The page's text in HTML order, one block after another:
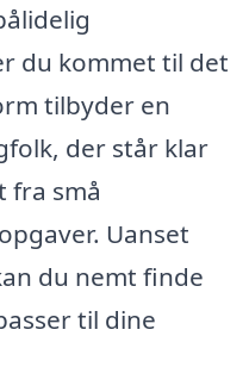
du kommet til det
tilbyder en
der står klar
fra små
Uanset
du nemt finde
til dine